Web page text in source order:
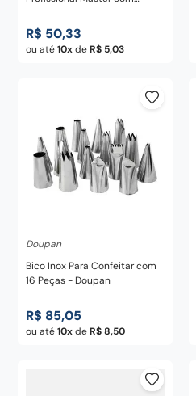
de Polipropileno Branco 10" -
Tramontina
R$ 50,33
ou até10 deR$ 5,03
Doupan
Bico Inox Para Confeitar com
16 Peças - Doupan
R$ 85,05
ou até10 deR$ 8,50